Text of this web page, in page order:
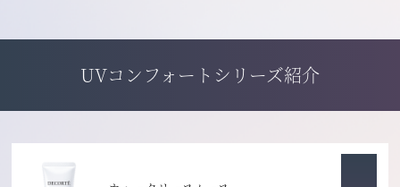
UVコンフォートシリーズ紹介